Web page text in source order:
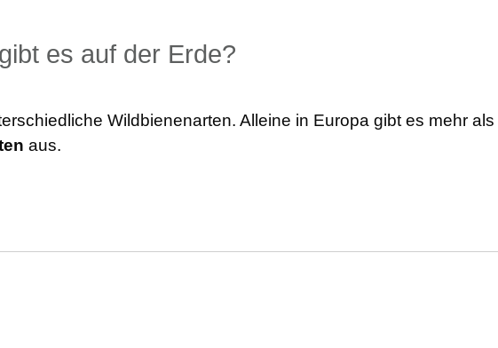
es auf der Erde?
Wildbienenarten. Alleine in Europa gibt es mehr als
aus.